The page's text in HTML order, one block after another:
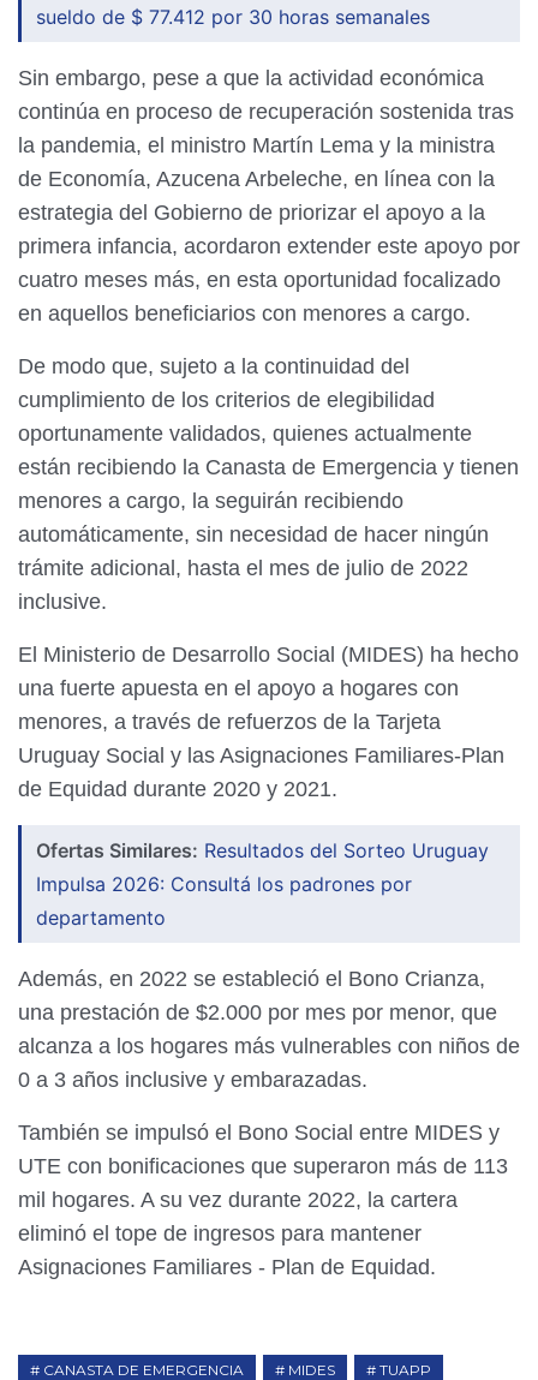
sueldo de $ 77.412 por 30 horas semanales
Sin embargo, pese a que la actividad económica
continúa en proceso de recuperación sostenida tras
la pandemia, el ministro Martín Lema y la ministra
de Economía, Azucena Arbeleche, en línea con la
estrategia del Gobierno de priorizar el apoyo a la
primera infancia, acordaron extender este apoyo por
cuatro meses más, en esta oportunidad focalizado
en aquellos beneficiarios con menores a cargo.
De modo que, sujeto a la continuidad del
cumplimiento de los criterios de elegibilidad
oportunamente validados, quienes actualmente
están recibiendo la Canasta de Emergencia y tienen
menores a cargo, la seguirán recibiendo
automáticamente, sin necesidad de hacer ningún
trámite adicional, hasta el mes de julio de 2022
inclusive.
El Ministerio de Desarrollo Social (MIDES) ha hecho
una fuerte apuesta en el apoyo a hogares con
menores, a través de refuerzos de la Tarjeta
Uruguay Social y las Asignaciones Familiares-Plan
de Equidad durante 2020 y 2021.
Ofertas Similares: Resultados del Sorteo Uruguay
Impulsa 2026: Consultá los padrones por
departamento
Además, en 2022 se estableció el Bono Crianza,
una prestación de $2.000 por mes por menor, que
alcanza a los hogares más vulnerables con niños de
0 a 3 años inclusive y embarazadas.
También se impulsó el Bono Social entre MIDES y
UTE con bonificaciones que superaron más de 113
mil hogares. A su vez durante 2022, la cartera
eliminó el tope de ingresos para mantener
Asignaciones Familiares - Plan de Equidad.
CANASTA DE EMERGENCIA MIDES TUAPP